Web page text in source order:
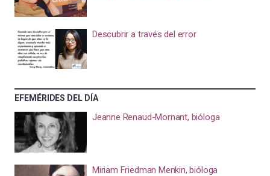
Descubrir a través del error
EFEMÉRIDES DEL DÍA
Jeanne Renaud-Mornant, bióloga
Miriam Friedman Menkin, bióloga